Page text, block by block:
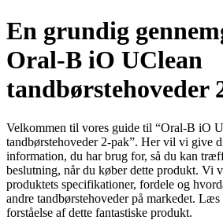
En grundig
Oral-B iO UClean
tandbørstehoveder
Velkommen til vores guide til “Oral-B iO
tandbørstehoveder 2-pak”. Her vil vi give
information, du har brug for, så du kan
beslutning, når du køber dette produkt. Vi
produktets specifikationer, fordele og
andre tandbørstehoveder på markedet.
forståelse af dette fantastiske produkt.